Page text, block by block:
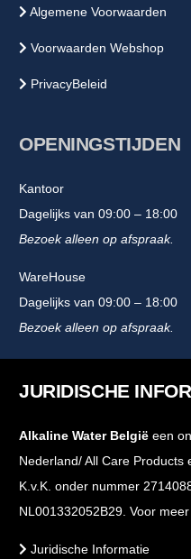
Algemene Voorwaarden
Voorwaarden Webshop
PrivacyBeleid
OPENINGSTIJDEN
Kantoor
Dagelijks van 09:00 – 18:00
Bezoek alleen op afspraak.
WareHouse
Dagelijks van 09:00 – 18:00
Bezoek alleen op afspraak.
JURIDISCHE
Alkaline Water België een
Nederland/ All Care
K.v.K. onder nummer
NL001332052B29. Voor
Juridische Informatie